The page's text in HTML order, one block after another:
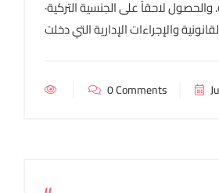
لاحقاً على الجنسية التركية·
0 Comments